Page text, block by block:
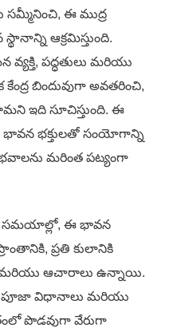
ఈ ముద్ర
ఆక్రమిస్తుంది.
వ్యక్తి, పద్ధతులు మరియు
బిందువుగా అవతరించి,
ఇది సూచిస్తుంది. ఈ
భావన భక్తులతో సంయోగాన్ని
మరింత పట్యంగా
సమయాల్లో, ఈ భావన
ప్రతి కులానికి
మరియు ఆచారాలు ఉన్నాయి.
పూజా విధానాలు మరియు
పొడవుగా వేరుగా